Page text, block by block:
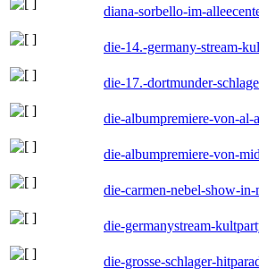
diana-sorbello-im-
die-14.-germany-stream-
die-17.-dortmunder-
die-albumpremiere-von-
die-albumpremiere-von-
die-carmen-nebel-show-in-
die-germanystream-
die-grosse-schlager-